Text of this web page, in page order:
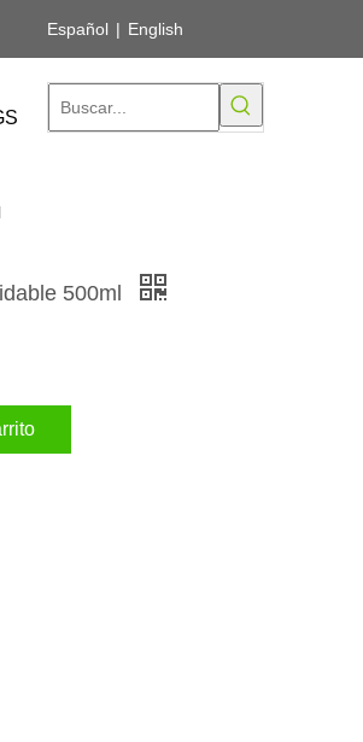
Español | English
500ml